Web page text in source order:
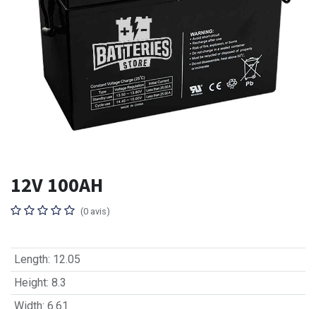
12V 100AH
(0 avis)
Length: 12.05
Height: 8.3
Width: 6.61